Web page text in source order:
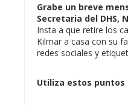
Grabe un breve
Secretaria del DHS,
Insta a que retire los
Kilmar a casa con su
redes sociales y
Utiliza estos puntos